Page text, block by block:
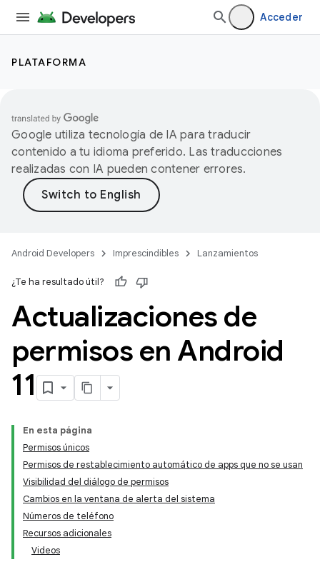
Acceder
PLATAFORMA
Google utiliza tecnología de IA para traducir
contenido a tu idioma preferido. Las traducciones
realizadas con IA pueden contener errores.
Android Developers Imprescindibles Lanzamientos
¿Te ha resultado útil?
Actualizaciones de
permisos en Android
11
En esta página
Permisos únicos
Permisos de restablecimiento automático de apps que no se usan
Visibilidad del diálogo de permisos
Cambios en la ventana de alerta del sistema
Números de teléfono
Recursos adicionales
Videos